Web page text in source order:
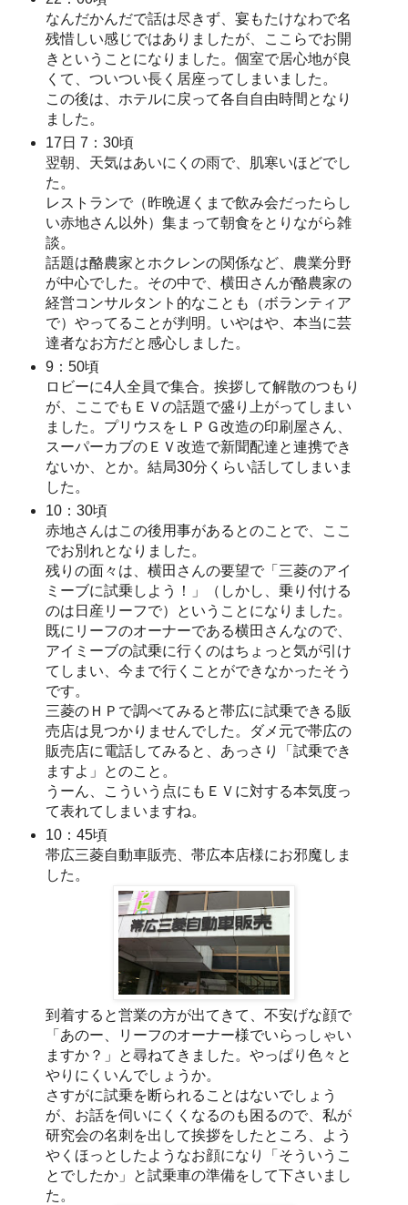
なんだかんだで話は尽きず、宴もたけなわで名
残惜しい感じではありましたが、ここらでお開
きということになりました。個室で居心地が良
くて、ついつい長く居座ってしまいました。
この後は、ホテルに戻って各自自由時間となり
ました。
17日 7：30頃
翌朝、天気はあいにくの雨で、肌寒いほどでし
た。
レストランで（昨晩遅くまで飲み会だったらし
い赤地さん以外）集まって朝食をとりながら雑
談。
話題は酪農家とホクレンの関係など、農業分野
が中心でした。その中で、横田さんが酪農家の
経営コンサルタント的なことも（ボランティア
で）やってることが判明。いやはや、本当に芸
達者なお方だと感心しました。
9：50頃
ロビーに4人全員で集合。挨拶して解散のつもり
が、ここでもＥＶの話題で盛り上がってしまい
ました。プリウスをＬＰＧ改造の印刷屋さん、
スーパーカブのＥＶ改造で新聞配達と連携でき
ないか、とか。結局30分くらい話してしまいま
した。
10：30頃
赤地さんはこの後用事があるとのことで、ここ
でお別れとなりました。
残りの面々は、横田さんの要望で「三菱のアイ
ミーブに試乗しよう！」（しかし、乗り付ける
のは日産リーフで）ということになりました。
既にリーフのオーナーである横田さんなので、
アイミーブの試乗に行くのはちょっと気が引け
てしまい、今まで行くことができなかったそう
です。
三菱のＨＰで調べてみると帯広に試乗できる販
売店は見つかりませんでした。ダメ元で帯広の
販売店に電話してみると、あっさり「試乗でき
ますよ」とのこと。
うーん、こういう点にもＥＶに対する本気度っ
て表れてしまいますね。
10：45頃
帯広三菱自動車販売、帯広本店様にお邪魔しま
した。
到着すると営業の方が出てきて、不安げな顔で
「あのー、リーフのオーナー様でいらっしゃい
ますか？」と尋ねてきました。やっぱり色々と
やりにくいんでしょうか。
さすがに試乗を断られることはないでしょう
が、お話を伺いにくくなるのも困るので、私が
研究会の名刺を出して挨拶をしたところ、よう
やくほっとしたようなお顔になり「そういうこ
とでしたか」と試乗車の準備をして下さいまし
た。